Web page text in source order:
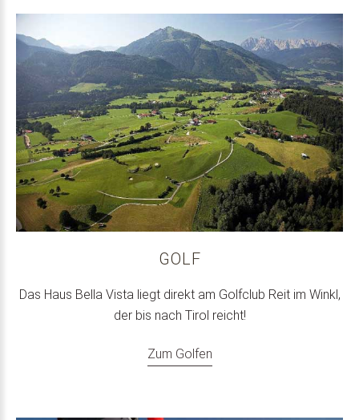
GOLF
Das Haus Bella Vista liegt direkt am Golfclub Reit im Winkl,
der bis nach Tirol reicht!
Zum Golfen